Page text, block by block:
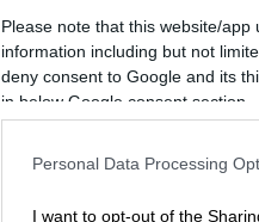
Please note that this website/
information including but not
deny consent to Google and its
in below Google consent section.
Personal Data Processing
I want to opt-out of the
λέξεις
22η